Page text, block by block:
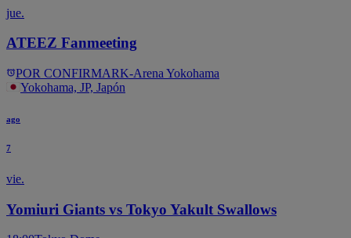
jue.
ATEEZ Fanmeeting
POR CONFIRMARK-Arena Yokohama
Yokohama, JP, Japón
ago
7
vie.
Yomiuri Giants vs Tokyo Yakult Swallows